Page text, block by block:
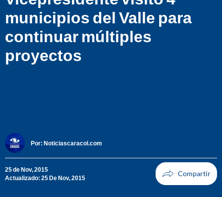
municipios del Valle para
continuar múltiples
proyectos
Por: Noticiascaracol.com
25 de Nov, 2015
Actualizado: 25 De Nov, 2015